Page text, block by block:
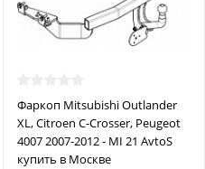
Фаркоп Mitsubishi Outlander
XL, Citroen C-Crosser, Peugeot
4007 2007-2012 - MI 21 AvtoS
купить в Москве